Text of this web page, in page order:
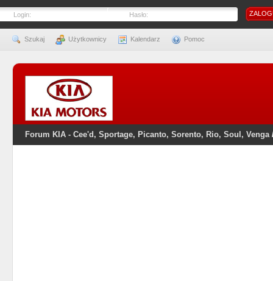
Login: Hasło:
Szukaj Użytkownicy Kalendarz Pomoc
Forum KIA - Cee'd, Sportage, Picanto, Sorento, Rio, Soul, Venga